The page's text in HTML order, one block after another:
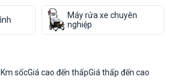
Máy rửa xe chuyên
nghiệp
sốcGiá cao đến thấpGiá thấp đến cao